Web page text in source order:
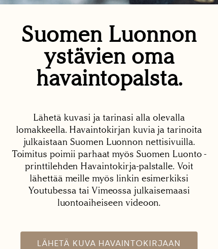
Suomen Luonnon
ystävien oma
havaintopalsta.
Lähetä kuvasi ja tarinasi alla olevalla
lomakkeella. Havaintokirjan kuvia ja tarinoita
julkaistaan Suomen Luonnon nettisivuilla.
Toimitus poimii parhaat myös Suomen Luonto -
printtilehden Havaintokirja-palstalle. Voit
lähettää meille myös linkin esimerkiksi
Youtubessa tai Vimeossa julkaisemaasi
luontoaiheiseen videoon.
LÄHETÄ KUVA HAVAINTOKIRJAAN